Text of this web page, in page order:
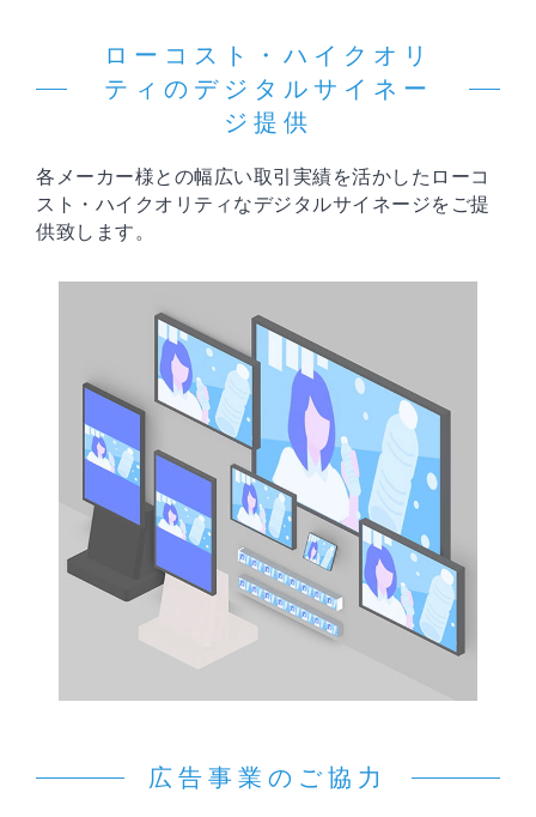
ローコスト・ハイクオリ
ティのデジタルサイネー
ジ提供
各メーカー様との幅広い取引実績を活かしたローコ
スト・ハイクオリティなデジタルサイネージをご提
供致します。
広告事業のご協力